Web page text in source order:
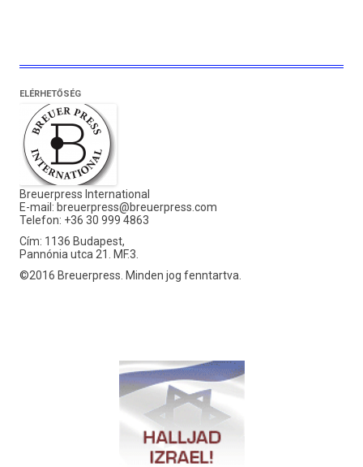
ELÉRHETŐSÉG
Breuerpress International
E-mail: breuerpress@breuerpress.com
Telefon: +36 30 999 4863
Cím: 1136 Budapest,
Pannónia utca 21. MF.3.
©2016 Breuerpress. Minden jog fenntartva.